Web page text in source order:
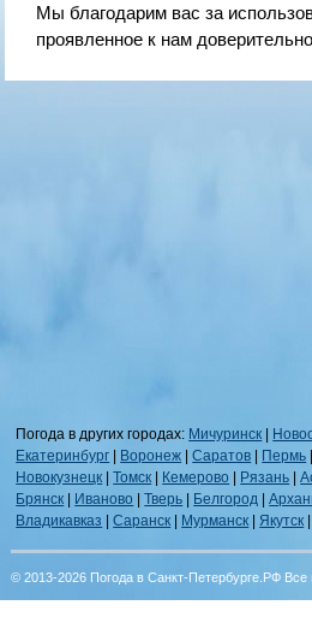
Мы благодарим вас за
проявленное к нам
Погода в других городах: Мичуринск |
Екатеринбург | Воронеж |Саратов | Пермь |
Новокузнецк |Томск | Кемерово | Рязань |
Брянск | Иваново |Тверь | Белгород |
Владикавказ |Саранск | Мурманск | Якутск
© 2013-2026 Погода в Санкт-Петербурге.РФ